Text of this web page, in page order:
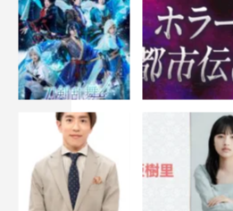
ですよ（注：高見沢＆桜井は明治
いつ（坂崎）2年しか行ってない
方が払ってるのに同じときに卒業
坂崎：桜井も6年行ったよね？
桜井：うん、6年。
高見沢：2年しか行ってないって
ら！